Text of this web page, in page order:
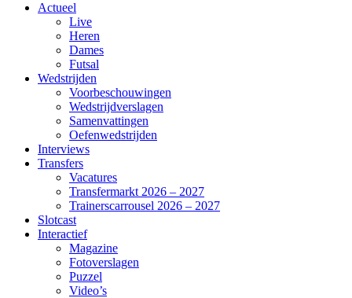
Actueel
Live
Heren
Dames
Futsal
Wedstrijden
Voorbeschouwingen
Wedstrijdverslagen
Samenvattingen
Oefenwedstrijden
Interviews
Transfers
Vacatures
Transfermarkt 2026 – 2027
Trainerscarrousel 2026 – 2027
Slotcast
Interactief
Magazine
Fotoverslagen
Puzzel
Video’s